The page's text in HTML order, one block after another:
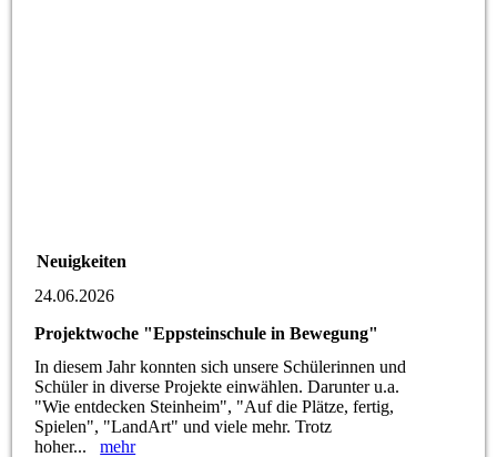
Neuigkeiten
24.06.2026
Projektwoche "Eppsteinschule in Bewegung"
In diesem Jahr konnten sich unsere Schülerinnen und
Schüler in diverse Projekte einwählen. Darunter u.a.
"Wie entdecken Steinheim", "Auf die Plätze, fertig,
Spielen", "LandArt" und viele mehr. Trotz
hoher...mehr